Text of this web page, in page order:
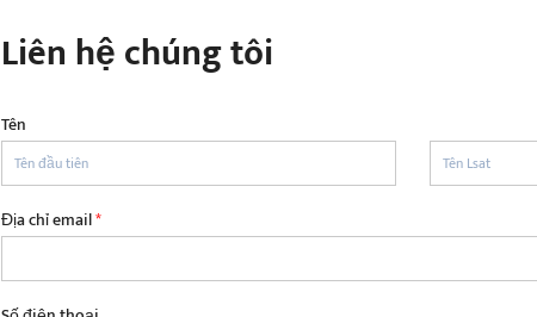
Liên hệ chúng tôi
Tên
Địa chỉ email*